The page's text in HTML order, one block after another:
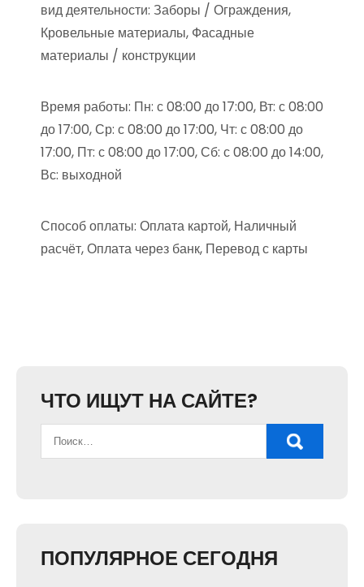
вид деятельности: Заборы / Ограждения,
Кровельные материалы, Фасадные
материалы / конструкции
Время работы: Пн: с 08:00 до 17:00, Вт: с 08:00
до 17:00, Ср: с 08:00 до 17:00, Чт: с 08:00 до
17:00, Пт: с 08:00 до 17:00, Сб: с 08:00 до 14:00,
Вс: выходной
Способ оплаты: Оплата картой, Наличный
расчёт, Оплата через банк, Перевод с карты
ЧТО ИЩУТ НА САЙТЕ?
ПОПУЛЯРНОЕ СЕГОДНЯ